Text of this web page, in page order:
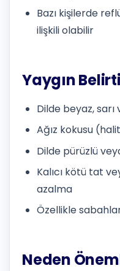
Bazı kişilerde
ilişkili olabilir
Yaygın
Dilde beyaz,
Ağız kokusu
Dilde pürüzlü
Kalıcı kötü tat
azalma
Özellikle
Neden